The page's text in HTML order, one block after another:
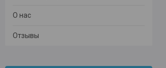
О нас
Отзывы